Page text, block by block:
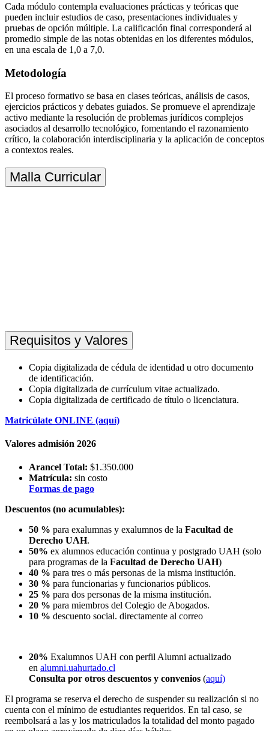
Cada módulo contempla evaluaciones prácticas y teóricas que
pueden incluir estudios de caso, presentaciones individuales y
pruebas de opción múltiple. La calificación final corresponderá al
promedio simple de las notas obtenidas en los diferentes módulos,
en una escala de 1,0 a 7,0.
Metodología
El proceso formativo se basa en clases teóricas, análisis de casos,
ejercicios prácticos y debates guiados. Se promueve el aprendizaje
activo mediante la resolución de problemas jurídicos complejos
asociados al desarrollo tecnológico, fomentando el razonamiento
crítico, la colaboración interdisciplinaria y la aplicación de conceptos
a contextos reales.
Malla Curricular
Requisitos y Valores
Copia digitalizada de cédula de identidad u otro documento
de identificación.
Copia digitalizada de currículum vitae actualizado.
Copia digitalizada de certificado de título o licenciatura.
Matricúlate ONLINE (aquí)
Valores admisión 2026
Arancel Total: $1.350.000
Matrícula: sin costo
Formas de pago
Descuentos (no acumulables):
50 % para exalumnas y exalumnos de la Facultad de
Derecho UAH.
50% ex alumnos educación continua y postgrado UAH (solo
para programas de la Facultad de Derecho UAH)
40 % para tres o más personas de la misma institución.
30 % para funcionarias y funcionarios públicos.
25 % para dos personas de la misma institución.
20 % para miembros del Colegio de Abogados.
10 % descuento social. directamente al correo
20% Exalumnos UAH con perfil Alumni actualizado
en alumni.uahurtado.cl
Consulta por otros descuentos y convenios (aquí)
El programa se reserva el derecho de suspender su realización si no
cuenta con el mínimo de estudiantes requeridos. En tal caso, se
reembolsará a las y los matriculados la totalidad del monto pagado